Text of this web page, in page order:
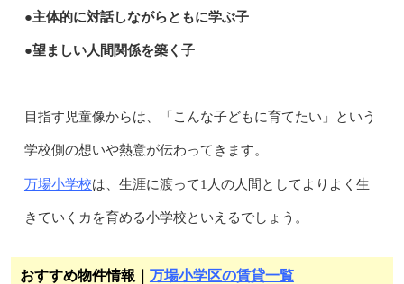
●主体的に対話しながらともに学ぶ子
●望ましい人間関係を築く子
目指す児童像からは、「こんな子どもに育てたい」という
学校側の想いや熱意が伝わってきます。
万場小学校は、生涯に渡って1人の人間としてよりよく生
きていくカを育める小学校といえるでしょう。
おすすめ物件情報｜ 万場小学区の賃貸一覧